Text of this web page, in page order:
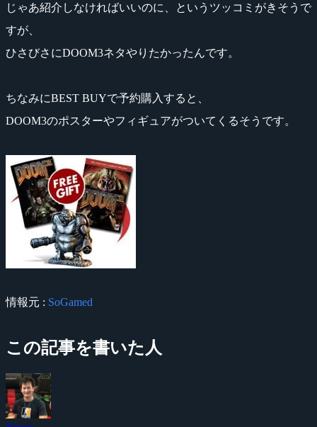
じゃあ紹介しなければいいのに、というツッコミがきそうで
すが、
ひさびさにDOOM3ネタやりたかったんです。
ちなみにBEST BUYで予約購入すると、
DOOM3のポスターやフィギュアがついてくるそうです。
情報元 : SoGamed
この記事を書いた人